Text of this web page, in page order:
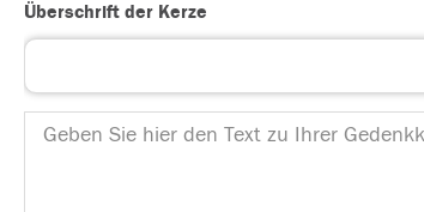
Überschrift der Kerze